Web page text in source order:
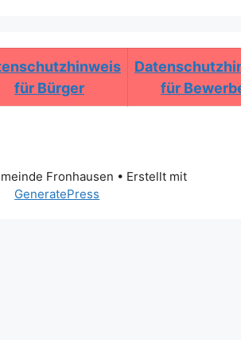
für Bürger
für
Fronhausen • Erstellt mit
GeneratePress